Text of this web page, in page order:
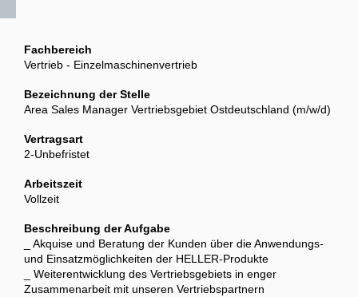
Fachbereich
Vertrieb - Einzelmaschinenvertrieb
Bezeichnung der Stelle
Area Sales Manager Vertriebsgebiet Ostdeutschland (m/w/d)
Vertragsart
2-Unbefristet
Arbeitszeit
Vollzeit
Beschreibung der Aufgabe
_ Akquise und Beratung der Kunden über die Anwendungs-
und Einsatzmöglichkeiten der HELLER-Produkte
_ Weiterentwicklung des Vertriebsgebiets in enger
Zusammenarbeit mit unseren Vertriebspartnern